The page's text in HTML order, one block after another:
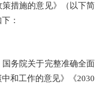
措施的意见》（以下简
：
务院关于完整准确全面
和工作的意见》《2030